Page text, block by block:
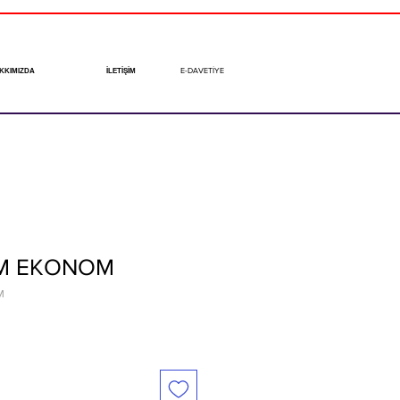
İLETİŞİM E-DAVETİYE
EKONOM